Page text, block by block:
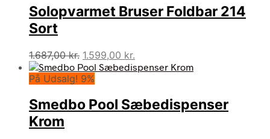
Solopvarmet Bruser Foldbar 214
Sort
1.687,00kr. Den
oprindelige
pris
1.687,00 kr..
1.599,00 kr.
aktuelle
1.599,00 kr..
På Udsalg! 9%
Smedbo Pool Sæbedispenser
Krom